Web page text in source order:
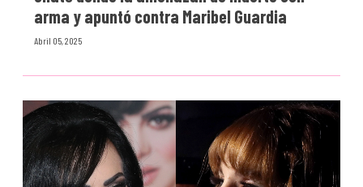
arma y apuntó contra Maribel Guardia
Abril 05, 2025